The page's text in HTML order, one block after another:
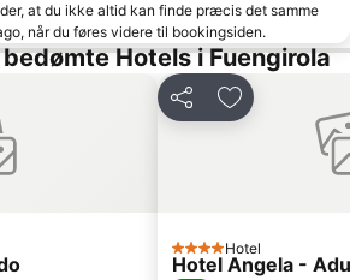
Convention & Exhibition Centre of Marbella
Arroyo de la Miel
Paseo Maritimo La Carihuela
Pedregalejo
Golf
at du ikke altid kan finde præcis det samme
når du føres videre til bookingsiden.
Hotels i Fuengirola
Del Føj til
4 Stjerner
Hotel
Hotel Angela -